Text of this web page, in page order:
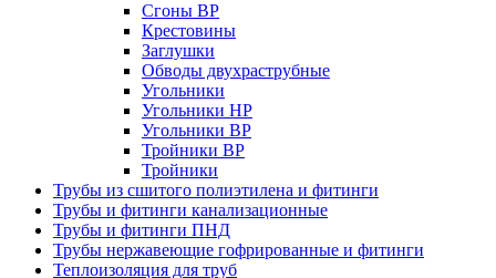
Сгоны ВР
Крестовины
Заглушки
Обводы двухраструбные
Угольники
Угольники НР
Угольники ВР
Тройники ВР
Тройники
Трубы из сшитого полиэтилена и фитинги
Трубы и фитинги канализационные
Трубы и фитинги ПНД
Трубы нержавеющие гофрированные и фитинги
Теплоизоляция для труб